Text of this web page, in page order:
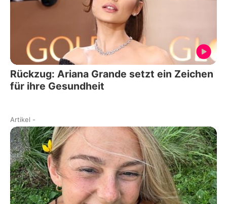
Rückzug: Ariana Grande setzt ein Zeichen
für ihre Gesundheit
Artikel -